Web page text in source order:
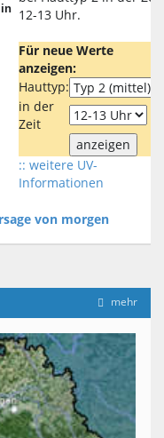
12-13 Uhr.
Für neue Werte
anzeigen:
Hauttyp:
in der
Zeit
:: weitere UV-
Informationen
von morgen
mehr